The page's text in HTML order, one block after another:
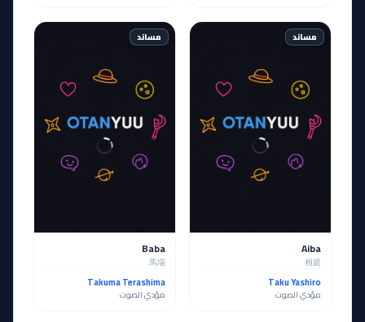
مساند
Aiba
相庭
Taku Yashiro
مؤدي الصوت
مساند
Baba
馬場
Takuma Terashima
مؤدي الصوت